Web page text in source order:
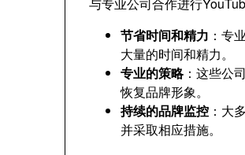
节省时间和精力 ：专
大量的时间和精力。
专业的策略：这些公
恢复品牌形象。
持续的品牌监控 ：大
并采取相应措施。